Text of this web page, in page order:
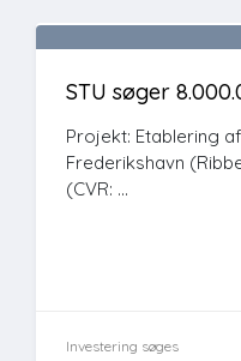
STU søger
Projekt: Etablering
Frederikshavn
(CVR: ...
Investering søges